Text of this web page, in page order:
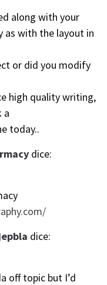
along with your
as with the layout in
or did you modify
high quality writing,
a
today..
dice:
dice:
off topic but I’d